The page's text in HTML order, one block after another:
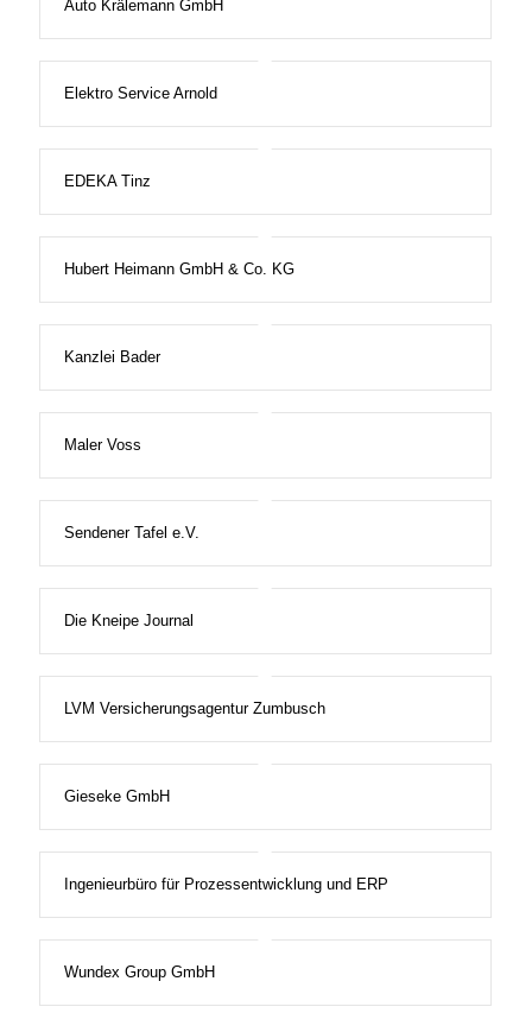
Auto Krälemann GmbH
Elektro Service Arnold
EDEKA Tinz
Hubert Heimann GmbH & Co. KG
Kanzlei Bader
Maler Voss
Sendener Tafel e.V.
Die Kneipe Journal
LVM Versicherungsagentur Zumbusch
Gieseke GmbH
Ingenieurbüro für Prozessentwicklung und ERP
Wundex Group GmbH